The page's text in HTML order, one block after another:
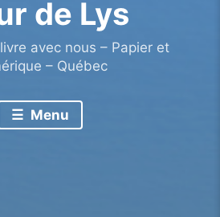
de Lys
avec nous – Papier et
– Québec
Menu